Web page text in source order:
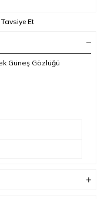
Tavsiye Et
Güneş Gözlüğü